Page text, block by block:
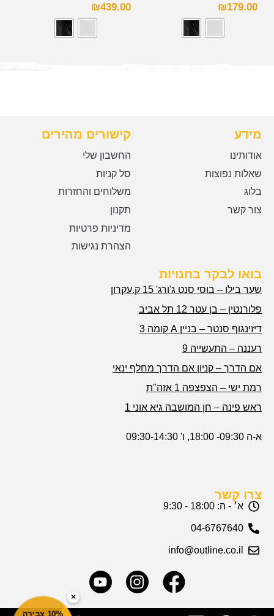
₪179.00
₪439.00
מידע
אודותינו
שאלות נפוצות
בלוג
צור קשר
קישורים מהירים
החשבון שלי
סל קניות
משלוחים והחזרות
תקנון
מדיניות פרטיות
הצהרת נגישות
בואו לבקר בחנויות
שער בילו – בוסי סנט ג'ורג' 15 ק.עקרון
פלורנטין – בן עטר 12 תל אביב
דיזינגוף סנטר – בניין A קומה 3
רעננה – התעשייה 9
אם הדרך – קניון אם הדרך מחלף ינאי
רמת ישי – הצפצפה 1 אזה"ת
ראש פינה – חן המושבה גיא אוני 1
א-ה 09:30- 18:00, ו' 09:30-14:30
צרו קשר
א׳ - ה: 18:00 - 9:30
04-6767640
info@outline.co.il
×
10% צבירה